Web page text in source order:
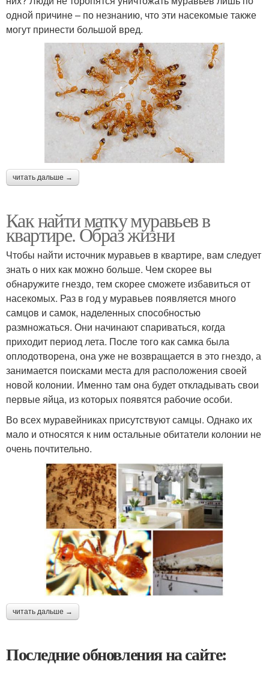
одной причине – по незнанию, что эти насекомые также
могут принести большой вред.
читать дальше →
Как найти матку муравьев в
квартире. Образ жизни
Чтобы найти источник муравьев в квартире, вам следует
знать о них как можно больше. Чем скорее вы
обнаружите гнездо, тем скорее сможете избавиться от
насекомых. Раз в год у муравьев появляется много
самцов и самок, наделенных способностью
размножаться. Они начинают спариваться, когда
приходит период лета. После того как самка была
оплодотворена, она уже не возвращается в это гнездо, а
занимается поисками места для расположения своей
новой колонии. Именно там она будет откладывать свои
первые яйца, из которых появятся рабочие особи.
Во всех муравейниках присутствуют самцы. Однако их
мало и относятся к ним остальные обитатели колонии не
очень почтительно.
читать дальше →
Последние обновления на сайте: